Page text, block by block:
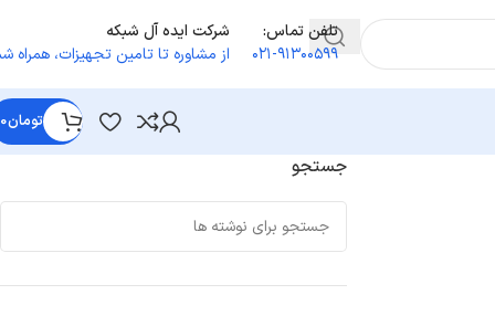
تلفن تماس:
۰۲۱-۹۱۳۰۰۵۹۹
شرکت ایده آل شبکه
از مشاوره تا تامین تجهیزات، همراه
تومان0
جستجو